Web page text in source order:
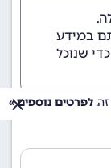
במידע
שנוכל
לפרטים נוספים »